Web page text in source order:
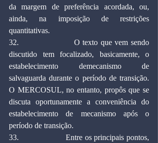
da margem de preferência acordada, ou,
ainda, na imposição de restrições
quantitativas.
32.                    O texto que vem sendo
discutido tem focalizado, basicamente, o
estabelecimento demecanismo de
salvaguarda durante o período de transição.
O MERCOSUL, no entanto, propôs que se
discuta oportunamente a conveniência do
estabelecimento de mecanismo após o
período de transição.
33.                    Entre os principais pontos,